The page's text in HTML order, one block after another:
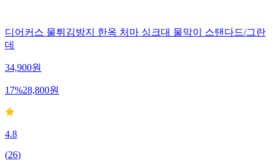
디어커스 물튀김방지 한옥 처마 싱크대 물막이 스탠다드/그란
데
34,900원
17%28,800원
4.8
(26)